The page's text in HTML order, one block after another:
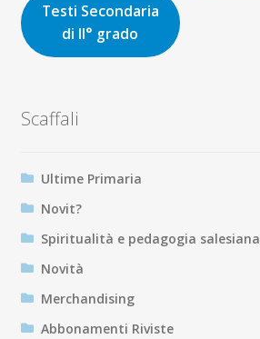
Testi Secondaria
di II° grado
Scaffali
Ultime Primaria
Novit?
Spiritualità e pedagogia salesiana
Novità
Merchandising
Abbonamenti Riviste